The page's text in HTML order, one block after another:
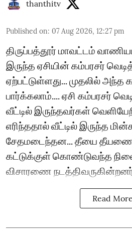
thanthitv
Published on: 07 Aug 2026, 12:27 pm
திருப்பத்தூர் மாவட்டம்
இருந்த ஏசியின் கம்பரசர்
ஏற்பட்டுள்ளது... முதலில் அந்த
பார்க்கலாம்.... ஏசி கம்பரசர்
வீட்டில் இருந்தவர்கள்
எரிந்ததால் வீட்டில் இருந்த
சேதமடைந்தன... தீயை
கட்டுக்குள் கொண்டுவந்த
விசாரணை நடத்திவருகின்றனர்.
Read More